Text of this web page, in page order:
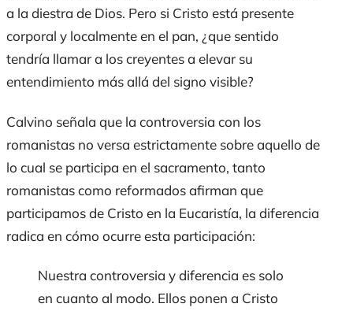
a la diestra de Dios. Pero si Cristo está presente
corporal y localmente en el pan, ¿que sentido
tendría llamar a los creyentes a elevar su
entendimiento más allá del signo visible?
Calvino señala que la controversia con los
romanistas no versa estrictamente sobre aquello de
lo cual se participa en el sacramento, tanto
romanistas como reformados afirman que
participamos de Cristo en la Eucaristía, la diferencia
radica en cómo ocurre esta participación:
Nuestra controversia y diferencia es solo
en cuanto al modo. Ellos ponen a Cristo